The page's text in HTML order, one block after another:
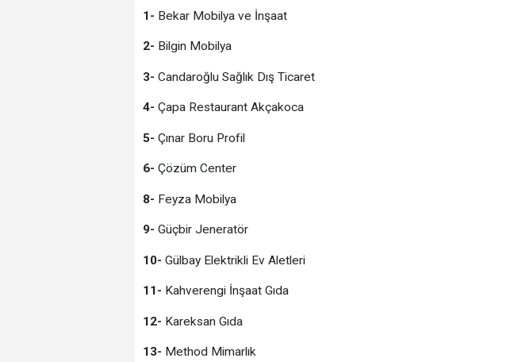
1- Bekar Mobilya ve İnşaat
2- Bilgin Mobilya
3- Candaroğlu Sağlık Dış Ticaret
4- Çapa Restaurant Akçakoca
5- Çınar Boru Profil
6- Çözüm Center
8- Feyza Mobilya
9- Güçbir Jeneratör
10- Gülbay Elektrikli Ev Aletleri
11- Kahverengi İnşaat Gıda
12- Kareksan Gıda
13- Method Mimarlık